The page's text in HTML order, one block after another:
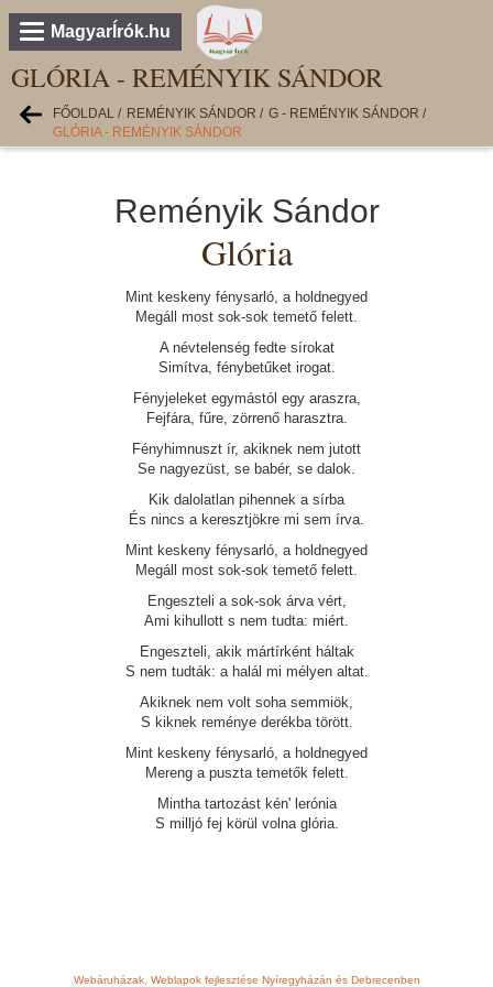
MagyarÍrók.hu
GLÓRIA - REMÉNYIK SÁNDOR
FŐOLDAL / REMÉNYIK SÁNDOR / G - REMÉNYIK SÁNDOR /
GLÓRIA - REMÉNYIK SÁNDOR
Reményik Sándor
Glória
Mint keskeny fénysarló, a holdnegyed
Megáll most sok-sok temető felett.
A névtelenség fedte sírokat
Simítva, fénybetűket irogat.
Fényjeleket egymástól egy araszra,
Fejfára, fűre, zörrenő harasztra.
Fényhimnuszt ír, akiknek nem jutott
Se nagyezüst, se babér, se dalok.
Kik dalolatlan pihennek a sírba
És nincs a keresztjökre mi sem írva.
Mint keskeny fénysarló, a holdnegyed
Megáll most sok-sok temető felett.
Engeszteli a sok-sok árva vért,
Ami kihullott s nem tudta: miért.
Engeszteli, akik mártírként háltak
S nem tudták: a halál mi mélyen altat.
Akiknek nem volt soha semmiök,
S kiknek reménye derékba törött.
Mint keskeny fénysarló, a holdnegyed
Mereng a puszta temetők felett.
Mintha tartozást kén' lerónia
S milljó fej körül volna glória.
Webáruházak, Weblapok fejlesztése Nyíregyházán és Debrecenben